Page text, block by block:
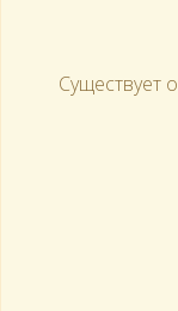
Существует